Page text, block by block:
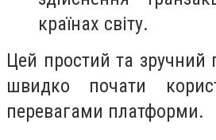
країнах світу.
Цей простий та зручний
швидко почати
перевагами платформи.